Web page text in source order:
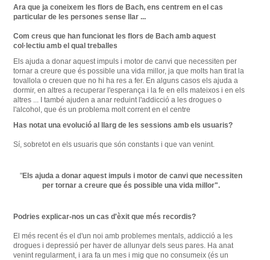
Ara que ja coneixem les flors de Bach,ens centrem en el cas
particular de les persones sense llar ...
Com creus que han funcionat les flors de Bach amb aquest
col·lectiu amb el qual treballes
Els ajuda a donar aquest impuls i motor de canvi que necessiten per
tornar a creure que és possible una vida millor, ja que molts han tirat la
tovallola o creuen que no hi ha res a fer. En alguns casos els ajuda a
dormir, en altres a recuperar l'esperança i la fe en ells mateixos i en els
altres
I també ajuden a anar reduint l'addicció a les drogues o
l'alcohol , que és un problema molt corrent en el centre
Has notat una evolució al llarg de les sessions amb els usuaris?
Sí sobretot en els usuaris que són constants i que van venint.
"Els ajuda a donar aquest impuls i motor de canvi que necessiten
per tornar a creure que és possible una vida millor".
Podries explicar-nos un cas d'èxit que més recordis?
El més recent és el d'un noi amb problemes mentals, addicció a les
drogues i depressió per haver de allunyar dels seus pares. Ha anat
venint regularment, i ara fa un mes i mig que no consumeix (és un